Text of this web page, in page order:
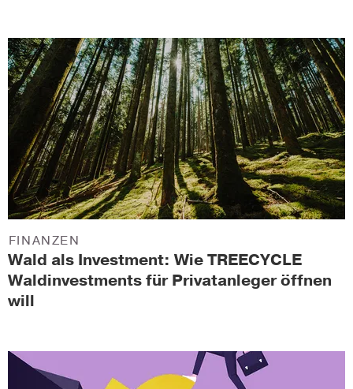
Wald als Investment: Wie TREECYCLE
Waldinvestments für Privatanleger öffnen
will
FINANZEN